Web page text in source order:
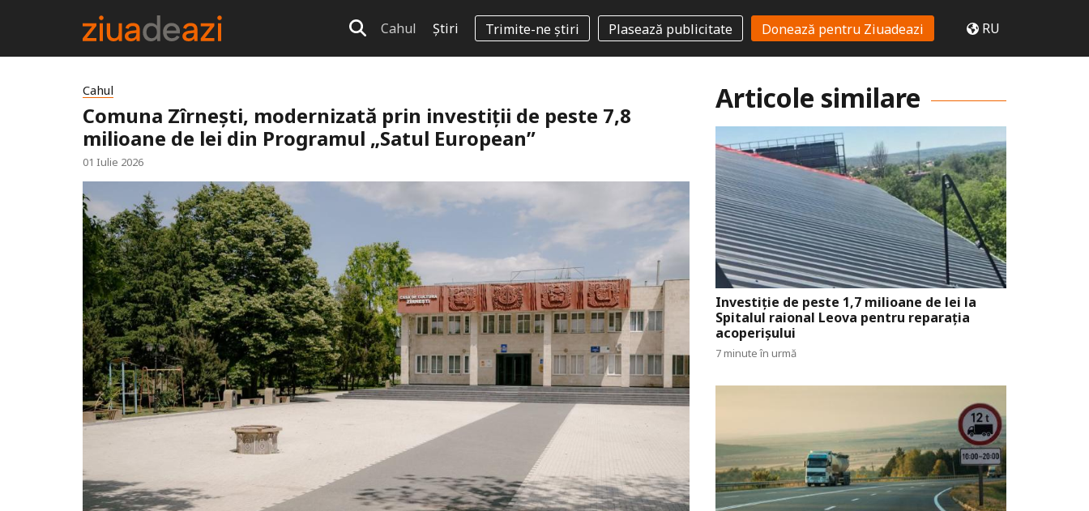
Cahul Știri Trimite-ne știri Plasează publicitate Donează pentru Ziuadeazi RU
Cahul
Comuna Zîrnești, modernizată prin investiții de peste 7,8
milioane de lei din Programul „Satul European”
01 Iulie 2026
Articole similare
Investiție de peste 1,7 milioane de lei la
Spitalul raional Leova pentru reparația
acoperișului
7 minute în urmă